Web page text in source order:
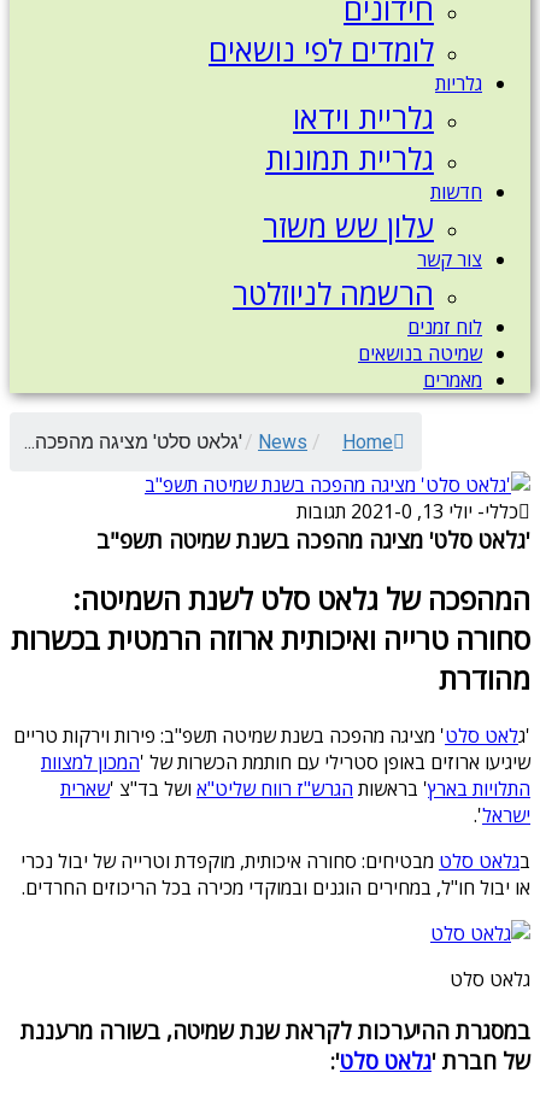
חידונים
לומדים לפי נושאים
גלריות
גלריית וידאו
גלריית תמונות
חדשות
עלון שש משזר
צור קשר
הרשמה לניוזלטר
לוח זמנים
שמיטה בנושאים
מאמרים
Home
/
News
/'גלאט סלט' מציגה מהפכה...
כללי- יולי 13, 2021 -0 תגובות
'גלאט סלט' מציגה מהפכה בשנת שמיטה תשפ"ב
המהפכה של גלאט סלט לשנת השמיטה:
סחורה טרייה ואיכותית ארוזה הרמטית בכשרות
מהודרת
'גלאט סלט' מציגה מהפכה בשנת שמיטה תשפ"ב: פירות וירקות טריים
שיגיעו ארוזים באופן סטרילי עם חותמת הכשרות של 'המכון למצוות
התלויות בארץ' בראשות הגרש"ז רווח שליט"א ושל בד"צ 'שארית
ישראל'.
בגלאט סלט מבטיחים: סחורה איכותית, מוקפדת וטרייה של יבול נכרי
או יבול חו"ל, במחירים הוגנים ובמוקדי מכירה בכל הריכוזים החרדים.
גלאט סלט
במסגרת ההיערכות לקראת שנת שמיטה, בשורה מרעננת
של חברת 'גלאט סלט':